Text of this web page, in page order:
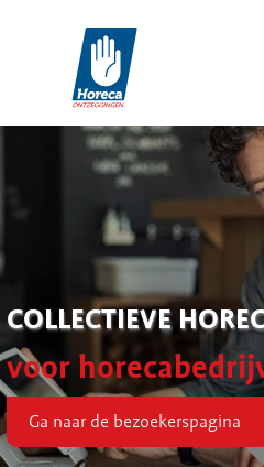
COLLECTIEVE
voor
Ga naar de bezoekerspagina